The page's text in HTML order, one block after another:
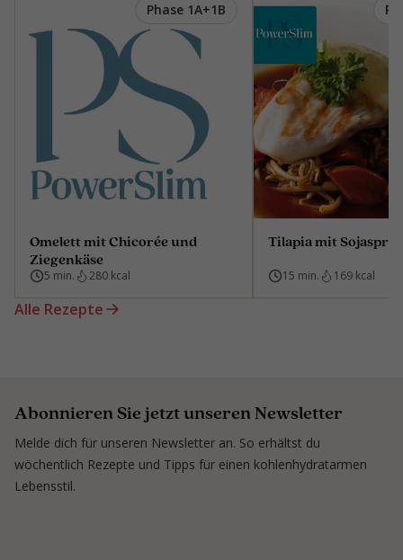
Phase 1A+1B
Omelett mit Chicorée und
Ziegenkäse
5 min. 280 kcal
Tilapia mit
15 min. 169 kcal
Alle Rezepte
Abonnieren Sie jetzt unseren Newsletter
Melde dich für unseren Newsletter an. So erhältst du
wöchentlich Rezepte und Tipps für einen kohlenhydratarmen
Lebensstil.